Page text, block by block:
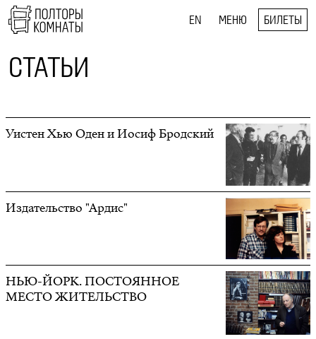
EN МЕНЮ БИЛЕТЫ
СТАТЬИ
Уистен Хью Оден и Иосиф Бродский
Издательство "Ардис"
НЬЮ-ЙОРК. ПОСТОЯННОЕ
МЕСТО ЖИТЕЛЬСТВО